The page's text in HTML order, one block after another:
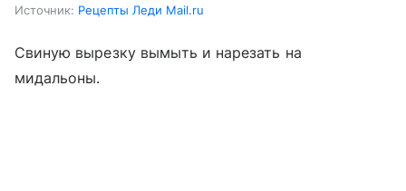
Источник: Рецепты Леди Mail.ru
Свиную вырезку вымыть и нарезать на
мидальоны.